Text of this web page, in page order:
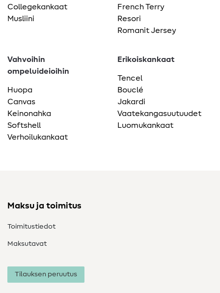
Collegekankaat
Musliini
French Terry
Resori
Romanit Jersey
Vahvoihin
ompeluideioihin
Huopa
Canvas
Keinonahka
Softshell
Verhoilukankaat
Erikoiskankaat
Tencel
Bouclé
Jakardi
Vaatekangasuutuudet
Luomukankaat
Maksu ja toimitus
Toimitustiedot
Maksutavat
Tilauksen peruutus